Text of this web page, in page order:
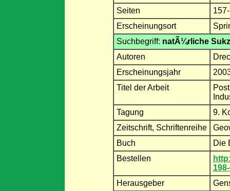
Seiten
Erscheinungsort
Suchbegriff: natÃ¼rliche
Autoren
Erscheinungsjahr
Titel der Arbeit
Tagung
9.
Zeitschrift, Schriftenreihe
Buch
Die
Bestellen
Herausgeber